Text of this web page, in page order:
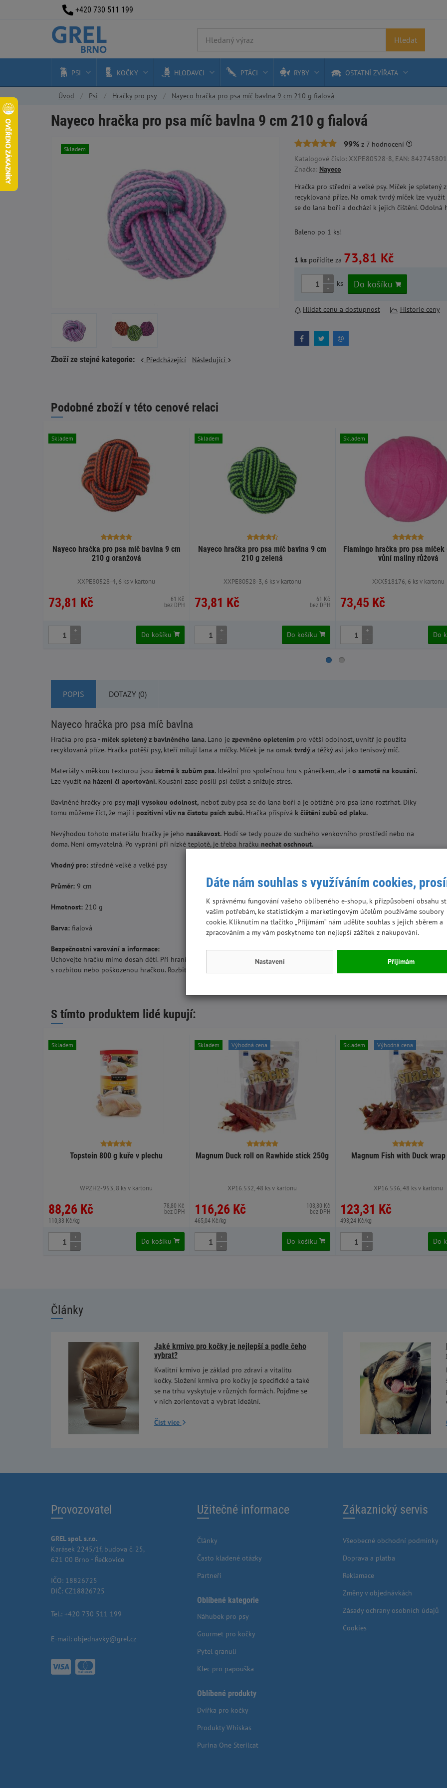
Hledat
PSI KOČKY HLODAVCI PTÁCI RYBY OSTATNÍ ZVÍŘATA
Úvod Psi Hračky pro psy Nayeco hračka pro psa míč bavlna 9 cm 210 g fialová
Nayeco hračka pro psa míč bavlna 9 cm 210 g fialová
Skladem
Zboží ze stejné kategorie: Předcházející Následující
99%z 7hodnocení
Katalogové číslo: XXPE80528-8, EAN:
Značka: Nayeco
Hračka pro střední a velké psy. Míček je
recyklovaná příze. Na omak tvrdý míček lze
se do lana boří a dochází k jejich čištění. Odolná
Baleno po 1 ks!
1 kspořídíte za 73,81 Kč
+
-
ks Do košíku
Hlídat cenu a dostupnost Historie ceny
Podobné zboží v této cenové relaci
Nayeco hračka pro psa míč bavlna 9 cm
210 g oranžová
XXPE80528-4, 6 ks v kartonu
73,81 Kč
61 Kč
bez DPH
Skladem
+
-
Do košíku
Nayeco hračka pro psa míč bavlna 9 cm
210 g zelená
XXPE80528-3, 6 ks v kartonu
73,81 Kč
61 Kč
bez DPH
Skladem
+
-
Do košíku
Flamingo hračka pro psa míček
vůní maliny růžová
XXX518176, 6 ks v kartonu
73,45 Kč
Skladem
+
-
Do
POPIS DOTAZY (0)
Nayeco hračka pro psa míč bavlna
Hračka pro psa - míček spletený z bavlněného lana. Lano je zpevněno opletením pro větší odolnost, uvnitř je použita
recyklovaná příze. Hračka potěší psy, kteří milují lana a míčky. Míček je na omak tvrdýa těžký asi jako tenisový míč.
Materiály s měkkou texturou jsou šetrné k zubům psa. Ideální pro společnou hru s pánečkem, ale i o samotě na kousání.
Lze využít na házení či aportování. Kousání zase posílí psí čelist a snižuje stres.
Bavlněné hračky pro psy mají vysokou odolnost, neboť zuby psa se do lana boří a je obtížné pro psa lano roztrhat. Díky
tomu můžeme říct, že mají i pozitivní vliv na čistotu psích zubů. Hračka přispívá k čištění zubů od plaku.
Nevýhodou tohoto materiálu hračky je jeho nasákavost. Hodí se tedy pouze do suchého venkovního prostředí nebo na
doma. Není omyvatelná. Po vyprání při nízké teplotě, je třeba hračku nechat oschnout.
Vhodný pro: středně velké a velké psy
Průměr: 9 cm
Hmotnost: 210 g
Barva: fialová
Bezpečnostní varování a informace:
Uchovejte hračku mimo dosah dětí. Při hraní s hračkami mějte svého mazlíčka pod dohledem a nedovolte mu, aby si hrál
s rozbitou nebo poškozenou hračkou. Rozbité nebo poškozené hračky vyhoďte/vyměňte. Před použitím sejměte obal.
S tímto produktem lidé kupují:
Topstein 800 g kuře v plechu
WPZH2-953, 8 ks v kartonu
88,26 Kč
110,33 Kč/kg
78,80 Kč
bez DPH
Skladem
+
-
Do košíku
Magnum Duck roll on Rawhide stick 250g
XP16.532, 48 ks v kartonu
116,26 Kč
465,04 Kč/kg
103,80 Kč
bez DPH
Skladem Výhodná cena
+
-
Do košíku
Magnum Fish with Duck
XP16.536, 48 ks v kartonu
123,31 Kč
493,24 Kč/kg
Skladem Výhodná cena
+
-
Do
Články
Jaké krmivo pro kočky je nejlepší a podle čeho
vybrat?
Kvalitní krmivo je základ pro zdraví a vitalitu
kočky. Složení krmiva pro kočky je specifické a také
se na trhu vyskytuje v různých formách. Pojďme se
v nich zorientovat a vybrat ideální.
Číst více
Provozovatel
GREL spol. s.r.o.
Karásek 2245/1f, budova č. 25,
621 00 Brno - Řečkovice
IČO: 18826725
DIČ: CZ18826725
Tel.: +420 730 511 199
E-mail: objednavky@grel.cz
Užitečné informace
Články
Často kladené otázky
Partneři
Oblíbené kategorie
Náhubek pro psy
Gourmet pro kočky
Pytel granulí
Klec pro papouška
Oblíbené produkty
Dvířka pro kočky
Produkty Whiskas
Purina One Sterilcat
Zákaznický servis
Všeobecné obchodní podmínky
Doprava a platba
Reklamace
Změny v objednávkách
Zásady ochrany osobních údajů
Cookies
+420 730 511 199
Dáte nám souhlas s využíváním cookies,
K správnému fungování vašeho oblíbeného e-shopu, k přizpůsobení obsahu
vašim potřebám, ke statistickým a marketingovým účelům používáme soubory
cookie. Kliknutím na tlačítko „Přijímám“ nám udělíte souhlas s jejich sběrem a
zpracováním a my vám poskytneme ten nejlepší zážitek z nakupování.
Nastavení Přijímám